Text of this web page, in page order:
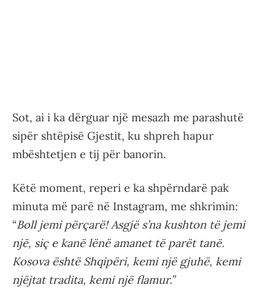
Sot, ai i ka dërguar një mesazh me parashutë
sipër shtëpisë Gjestit, ku shpreh hapur
mbështetjen e tij për banorin.
Këtë moment, reperi e ka shpërndarë pak
minuta më parë në Instagram, me shkrimin:
“Boll jemi përçarë! Asgjë s’na kushton të jemi
një, siç e kanë lënë amanet të parët tanë.
Kosova është Shqipëri, kemi një gjuhë, kemi
njëjtat tradita, kemi një flamur.”